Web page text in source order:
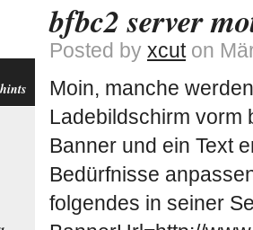
bfbc2 server
Posted by xcuton
Moin, manche
Ladebildschirm vorm
Banner und ein Text
Bedürfnisse
folgendes in seiner
hints